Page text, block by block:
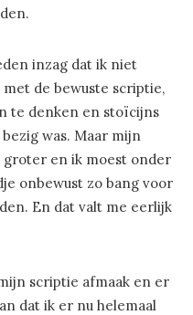
inzag dat ik niet
de bewuste scriptie,
te denken en stoïcijns
was. Maar mijn
en ik moest onder
onbewust zo bang voor
En dat valt me eerlijk
scriptie afmaak en er
dat ik er nu helemaal